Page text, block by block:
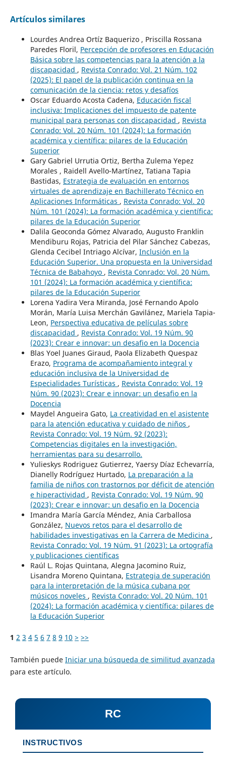
Artículos similares
Lourdes Andrea Ortíz Baquerizo , Priscilla Rossana
Paredes Floril, Percepción de profesores en Educación
Básica sobre las competencias para la atención a la
discapacidad , Revista Conrado: Vol. 21 Núm. 102
(2025): El papel de la publicación continua en la
comunicación de la ciencia: retos y desafíos
Oscar Eduardo Acosta Cadena, Educación fiscal
inclusiva: Implicaciones del impuesto de patente
municipal para personas con discapacidad , Revista
Conrado: Vol. 20 Núm. 101 (2024): La formación
académica y científica: pilares de la Educación
Superior
Gary Gabriel Urrutia Ortiz, Bertha Zulema Yepez
Morales , Raidell Avello-Martínez, Tatiana Tapia
Bastidas, Estrategia de evaluación en entornos
virtuales de aprendizaje en Bachillerato Técnico en
Aplicaciones Informáticas , Revista Conrado: Vol. 20
Núm. 101 (2024): La formación académica y científica:
pilares de la Educación Superior
Dalila Geoconda Gómez Alvarado, Augusto Franklin
Mendiburu Rojas, Patricia del Pilar Sánchez Cabezas,
Glenda Cecibel Intriago Alcívar, Inclusión en la
Educación Superior. Una propuesta en la Universidad
Técnica de Babahoyo , Revista Conrado: Vol. 20 Núm.
101 (2024): La formación académica y científica:
pilares de la Educación Superior
Lorena Yadira Vera Miranda, José Fernando Apolo
Morán, María Luisa Merchán Gavilánez, Mariela Tapia-
Leon, Perspectiva educativa de películas sobre
discapacidad , Revista Conrado: Vol. 19 Núm. 90
(2023): Crear e innovar: un desafio en la Docencia
Blas Yoel Juanes Giraud, Paola Elizabeth Quespaz
Erazo, Programa de acompañamiento integral y
educación inclusiva de la Universidad de
Especialidades Turísticas , Revista Conrado: Vol. 19
Núm. 90 (2023): Crear e innovar: un desafio en la
Docencia
Maydel Angueira Gato, La creatividad en el asistente
para la atención educativa y cuidado de niños ,
Revista Conrado: Vol. 19 Núm. 92 (2023):
Competencias digitales en la investigación,
herramientas para su desarrollo.
Yulieskys Rodriguez Gutierrez, Yaersy Díaz Echevarría,
Dianelly Rodríguez Hurtado, La preparación a la
familia de niños con trastornos por déficit de atención
e hiperactividad , Revista Conrado: Vol. 19 Núm. 90
(2023): Crear e innovar: un desafio en la Docencia
Imandra María García Méndez, Ania Carballosa
González, Nuevos retos para el desarrollo de
habilidades investigativas en la Carrera de Medicina ,
Revista Conrado: Vol. 19 Núm. 91 (2023): La ortografía
y publicaciones científicas
Raúl L. Rojas Quintana, Alegna Jacomino Ruiz,
Lisandra Moreno Quintana, Estrategia de superación
para la interpretación de la música cubana por
músicos noveles , Revista Conrado: Vol. 20 Núm. 101
(2024): La formación académica y científica: pilares de
la Educación Superior
1 2 3 4 5 6 7 8 9 10 > >>
También puede Iniciar una búsqueda de similitud avanzada
para este artículo.
RC
INSTRUCTIVOS